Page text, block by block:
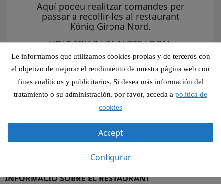
Aquí podeu realitzar comandes per
passar a recollir-les al restaurant
König Girona Nord.
VOLS TRIAR UN ALTRE LOCAL
konig.online
INFORMACIÓ SOBRE EL RESTAURANT
Le informamos que utilizamos cookies propias y de terceros con
el objetivo de mejorar el rendimiento de nuestra página web con
fines analíticos y publicitarios. Si desea más información del
tratamiento o su administración, por favor, acceda a política de
cookies
Accept
Configurar